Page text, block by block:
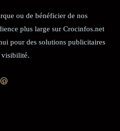
ou de bénéficier de nos
plus large sur Crocinfos.net
pour des solutions publicitaires
visibilité.